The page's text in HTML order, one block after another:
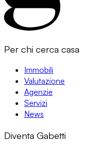
Per chi cerca casa
Immobili
Valutazione
Agenzie
Servizi
News
Diventa Gabetti